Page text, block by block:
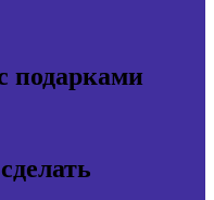
подарками